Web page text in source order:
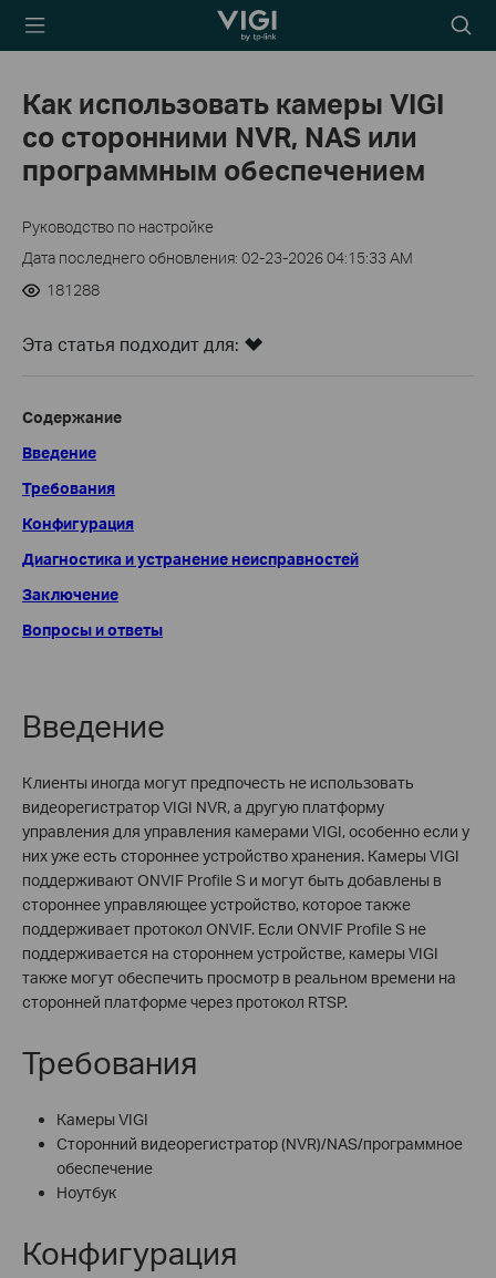
TP-Link, Reliably
icon
Как использовать камеры VIGI
со сторонними NVR, NAS или
программным обеспечением
Руководство по настройке
Дата последнего обновления: 02-23-2026 04:15:33 AM
181288
Эта статья подходит для:
Содержание
Введение
Требования
Конфигурация
Диагностика и устранение неисправностей
Заключение
Вопросы и ответы
Введение
Клиенты иногда могут предпочесть не использовать
видеорегистратор VIGI NVR, а другую платформу
управления для управления камерами VIGI, особенно если у
них уже есть стороннее устройство хранения. Камеры VIGI
поддерживают ONVIF Profile S и могут быть добавлены в
стороннее управляющее устройство, которое также
поддерживает протокол ONVIF. Если ONVIF Profile S не
поддерживается на стороннем устройстве, камеры VIGI
также могут обеспечить просмотр в реальном времени на
сторонней платформе через протокол RTSP.
Требования
Камеры VIGI
Сторонний видеорегистратор (NVR)/NAS/программное
обеспечение
Ноутбук
Конфигурация